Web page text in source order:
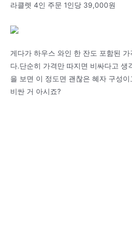
라클렛 4인 주문 1인당 39,000원
게다가 하우스 와인 한 잔도 포함된
다.단순히 가격만 따지면 비싸다고 생
을 보면 이 정도면 괜찮은 혜자 구성
비싼 거 아시죠?